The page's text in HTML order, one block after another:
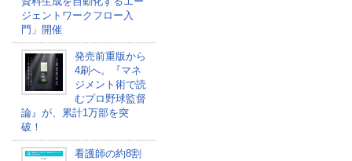
ジェントワークフロー入
門」開催
発売前重版から
4刷へ。『マネ
ジメント術で読
むプロ野球監督
論』が、累計1万部を突
破！
看護師の約8割